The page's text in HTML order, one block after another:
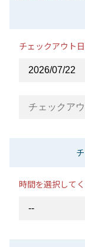
チェックアウト
時間を選択して